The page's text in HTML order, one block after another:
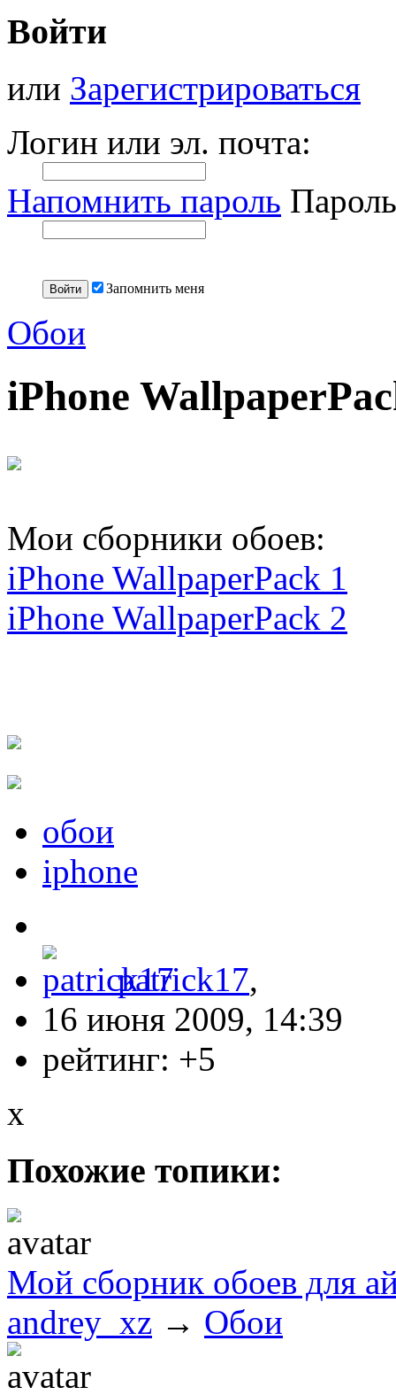
Войти
или Зарегистрироваться
Логин или эл. почта:
Напомнить пароль
Запомнить меня
Обои
iPhone
Мои сборники обоев:
iPhone WallpaperPack 1
iPhone WallpaperPack 2
обои
iphone
patrick17,
16 июня 2009, 14:39
рейтинг: +5
x
Похожие топики:
Мой сборник обоев для
andrey_xz → Обои